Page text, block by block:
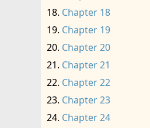
Chapter 18
Chapter 19
Chapter 20
Chapter 21
Chapter 22
Chapter 23
Chapter 24